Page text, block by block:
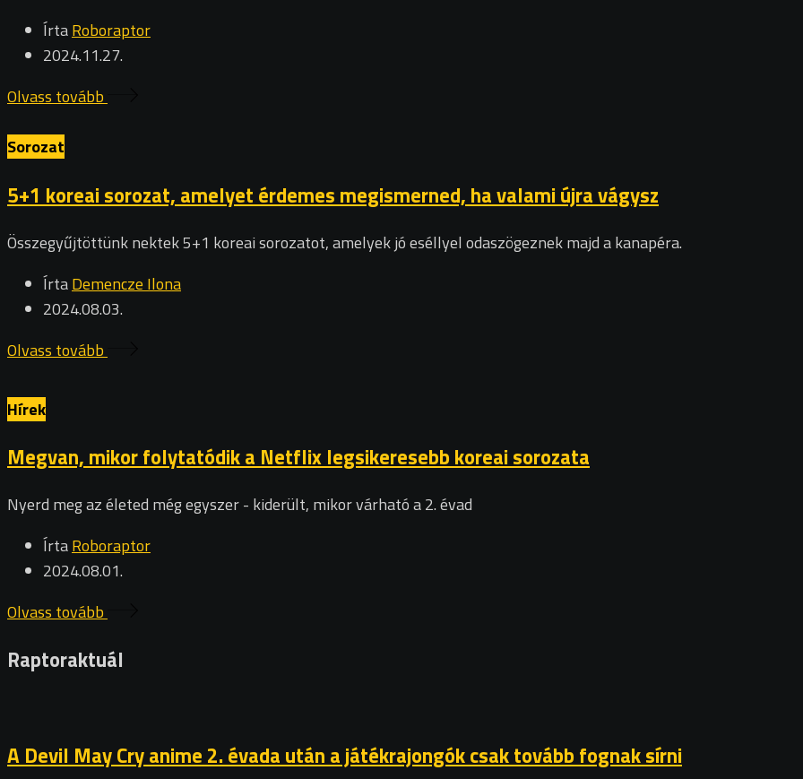
ÍrtaRoboraptor
2024.11.27.
Olvass tovább
Sorozat
5+1 koreai sorozat, amelyet érdemes megismerned, ha valami újra vágysz
Összegyűjtöttünk nektek 5+1 koreai sorozatot, amelyek jó eséllyel odaszögeznek majd a kanapéra.
ÍrtaDemencze Ilona
2024.08.03.
Olvass tovább
Hírek
Megvan, mikor folytatódik a Netflix legsikeresebb koreai sorozata
Nyerd meg az életed még egyszer - kiderült, mikor várható a 2. évad
ÍrtaRoboraptor
2024.08.01.
Olvass tovább
Raptoraktuál
A Devil May Cry anime 2. évada után a játékrajongók csak tovább fognak sírni